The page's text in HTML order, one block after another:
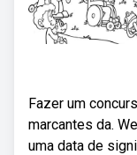
Fazer um
marcantes da.
uma data de